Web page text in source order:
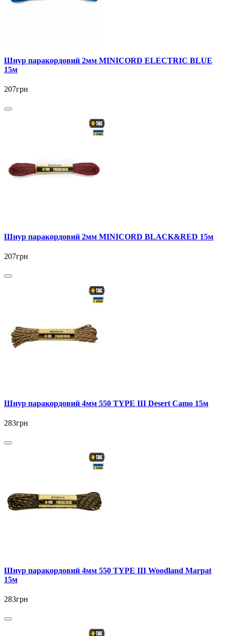
Шнур паракордовий 2мм MINICORD ELECTRIC BLUE
15м
207грн
Шнур паракордовий 2мм MINICORD BLACK&RED 15м
207грн
Шнур паракордовий 4мм 550 TYPE III Desert Camo 15м
283грн
Шнур паракордовий 4мм 550 TYPE III Woodland Marpat
15м
283грн